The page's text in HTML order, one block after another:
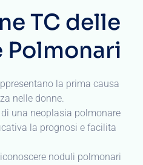
TC delle
Polmonari
la prima causa
nelle donne.
di una neoplasia polmonare
la prognosi e facilita
noduli polmonari